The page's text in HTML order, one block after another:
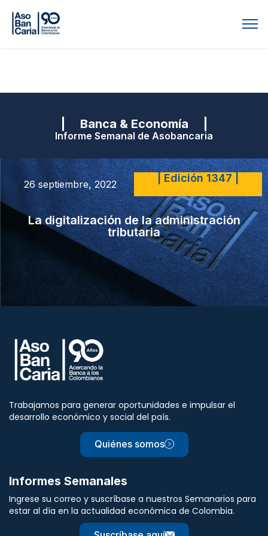
| Banca & Economía |
Informe Semanal de Asobancaria
26 septiembre, 2022 | Edición 1347 |
La digitalización de la administración
tributaria
Trabajamos para generar oportunidades e impulsar el
desarrollo económico y social del país.
Quiénes somos
Informes Semanales
Ingrese su correo y suscríbase a nuestros Semanarios para
estar al día en la actualidad económica de Colombia.